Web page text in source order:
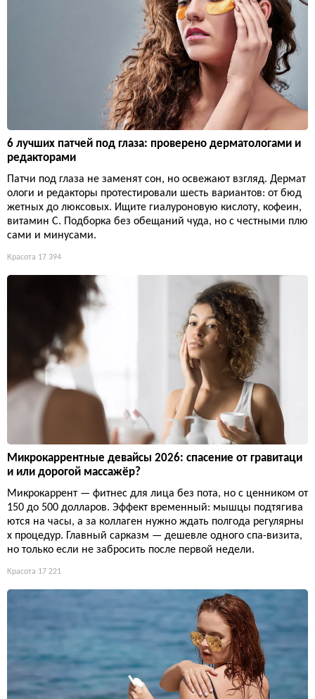
6 лучших патчей под глаза: проверено дерматологами и
редакторами
Патчи под глаза не заменят сон, но освежают взгляд. Дермат
ологи и редакторы протестировали шесть вариантов: от бюд
жетных до люксовых. Ищите гиалуроновую кислоту, кофеин,
витамин С. Подборка без обещаний чуда, но с честными плю
сами и минусами.
Красота 17 394
Микрокаррентные девайсы 2026: спасение от гравитаци
и или дорогой массажёр?
Микрокаррент — фитнес для лица без пота, но с ценником от
150 до 500 долларов. Эффект временный: мышцы подтягива
ются на часы, а за коллаген нужно ждать полгода регулярны
х процедур. Главный сарказм — дешевле одного спа-визита,
но только если не забросить после первой недели.
Красота 17 221